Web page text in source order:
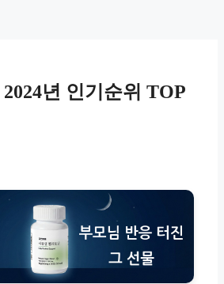
년 인기순위 TOP